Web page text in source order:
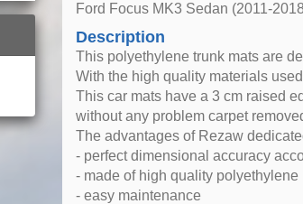
Ford Focus MK3 Sedan (2011-
Description
This polyethylene trunk mats are
With the high quality materials
This car mats have a 3 cm raised
without any problem carpet
The advantages of Rezaw
- perfect dimensional accuracy
- made of high quality polyethylene
- easy maintenance